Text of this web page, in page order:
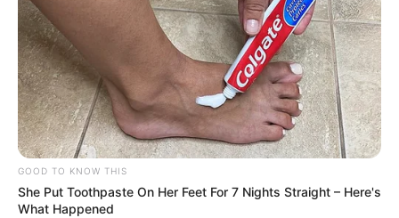
Atos do Poder Executivo em Porto Rico,
PR.
— Foto/Reprodução.
Lei que garante o Pagamento do Incentivo Financeiro
Publicado noJASB em 11. novembro.2025.Atualizadoem
GOOD TO KNOW THIS
She Put Toothpaste On Her Feet For 7 Nights Straight – Here's
What Happened